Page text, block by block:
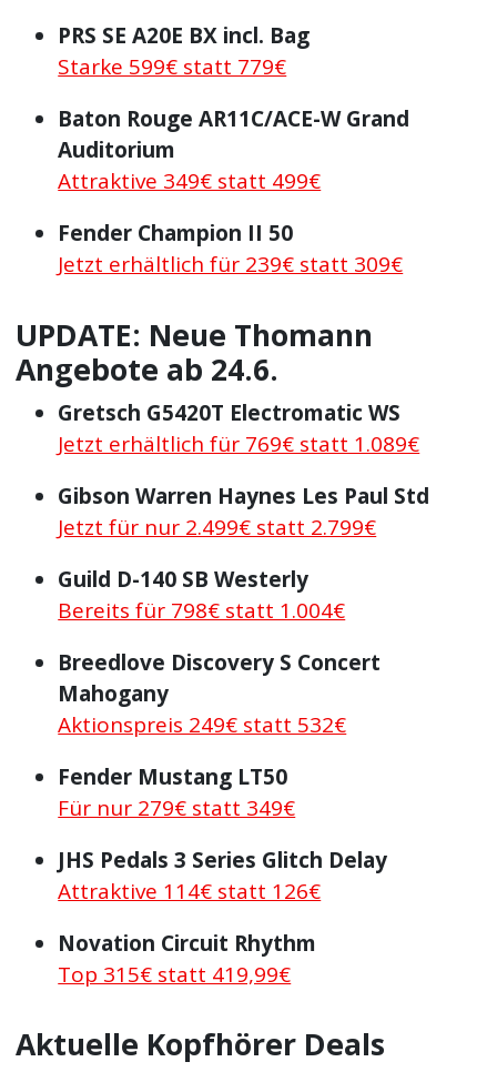
PRS SE A20E BX incl. Bag
Starke 599€ statt 779€
Baton Rouge AR11C/ACE-W Grand
Auditorium
Attraktive 349€ statt 499€
Fender Champion II 50
Jetzt erhältlich für 239€ statt 309€
UPDATE: Neue Thomann
Angebote ab 24.6.
Gretsch G5420T Electromatic WS
Jetzt erhältlich für 769€ statt 1.089€
Gibson Warren Haynes Les Paul Std
Jetzt für nur 2.499€ statt 2.799€
Guild D-140 SB Westerly
Bereits für 798€ statt 1.004€
Breedlove Discovery S Concert
Mahogany
Aktionspreis 249€ statt 532€
Fender Mustang LT50
Für nur 279€ statt 349€
JHS Pedals 3 Series Glitch Delay
Attraktive 114€ statt 126€
Novation Circuit Rhythm
Top 315€ statt 419,99€
Aktuelle Kopfhörer Deals